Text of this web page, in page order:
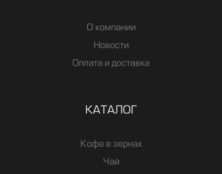
О компании
Новости
Оплата и доставка
КАТАЛОГ
Кофе в зернах
Чай